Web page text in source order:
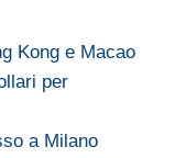
Kong e Macao
per
a Milano